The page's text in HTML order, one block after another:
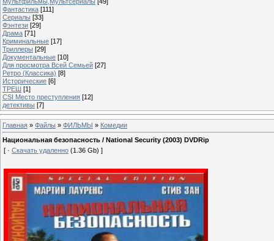
Фантастика [111]
Сериалы [33]
Фэнтези [29]
Драма [71]
Криминальные [17]
Триллеры [29]
Документальные [10]
Для просмотра Всей Семьей [27]
Ретро (Классика) [8]
Исторические [6]
ТРЕШ [1]
CSI Место преступления [12]
детективы [7]
Главная » Файлы » ФИЛЬМЫ » Комедии
Национальная безопасность / National Security (2003) DVDRip
[ · Скачать удаленно (1.36 Gb) ]